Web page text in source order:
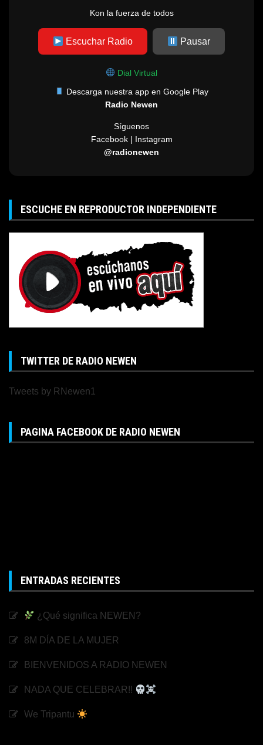
Kon la fuerza de todos
Escuchar Radio Pausar
Dial Virtual
Descarga nuestra app en Google Play
Radio Newen
Síguenos
Facebook | Instagram
@radionewen
ESCUCHE EN REPRODUCTOR INDEPENDIENTE
TWITTER DE RADIO NEWEN
Tweets by RNewen1
PAGINA FACEBOOK DE RADIO NEWEN
ENTRADAS RECIENTES
¿Qué significa NEWEN?
8M DÍA DE LA MUJER
BIENVENIDOS A RADIO NEWEN
NADA QUE CELEBRAR!!
We Tripantu